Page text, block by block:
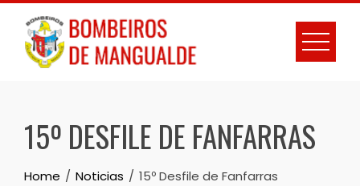
Skip
content
15º DESFILE DE FANFARRAS
Home Noticias 15º Desfile de Fanfarras